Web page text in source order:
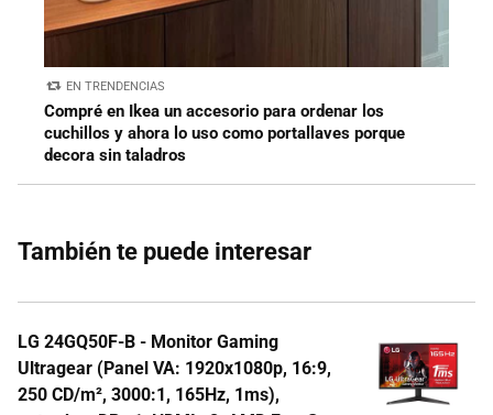
EN TRENDENCIAS
Compré en Ikea un accesorio para ordenar los
cuchillos y ahora lo uso como portallaves porque
decora sin taladros
También te puede interesar
LG 24GQ50F-B - Monitor Gaming
Ultragear (Panel VA: 1920x1080p, 16:9,
250 CD/m², 3000:1, 165Hz, 1ms),